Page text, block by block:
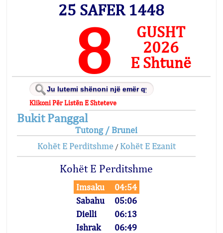
25 SAFER 1448
8
GUSHT
2026
E Shtunë
Klikoni Për Listën E Shteteve
Bukit Panggal
Tutong / Brunei
Kohët E Perditshme/ Kohët E Ezanit
Kohët E Perditshme
Imsaku
04:54
Sabahu
05:06
Dielli
06:13
Ishrak
06:49